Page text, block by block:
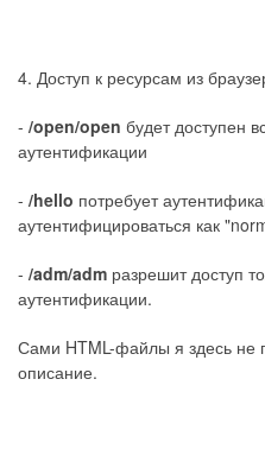
4. Доступ к ресурсам из
- /open/open будет доступен
аутентификации
- /hello потребует
аутентифицироваться как
- /adm/adm разрешит доступ
аутентификации.
Сами HTML-файлы я здесь не
описание.